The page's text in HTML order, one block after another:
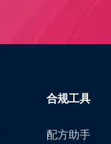
合规工具
配方助手